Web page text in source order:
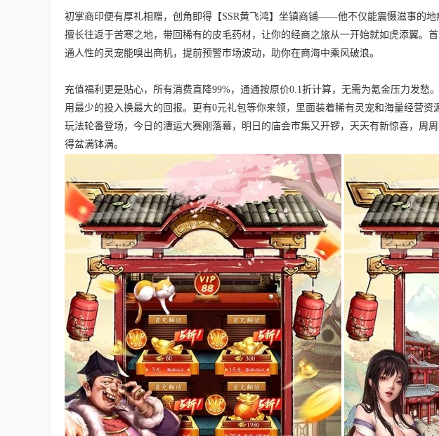
初掌商印便有厚礼相赠，创角即得【SSR黄飞鸿】坐镇商铺——他不仅能震慑滋事的地
擅长往返于苦寒之地，带回稀有的皮毛药材，让你的经商之旅从一开始就如虎添翼。
通人性的灵宠能嗅出商机，提前预警市场波动，助你在商海中乘风破浪。
充值福利更是贴心，所有消费直降99%，通通按原价0.1折计算，无需为氪金压力发愁
用最少的投入换最大的回报。更有0元礼包等你来领，里面装着稀有灵宠和海量经营
玩法轮番登场，今日的漕运大赛刚落幕，明日的庙会市集又开锣，天天有新惊喜，周
得盆满钵满。